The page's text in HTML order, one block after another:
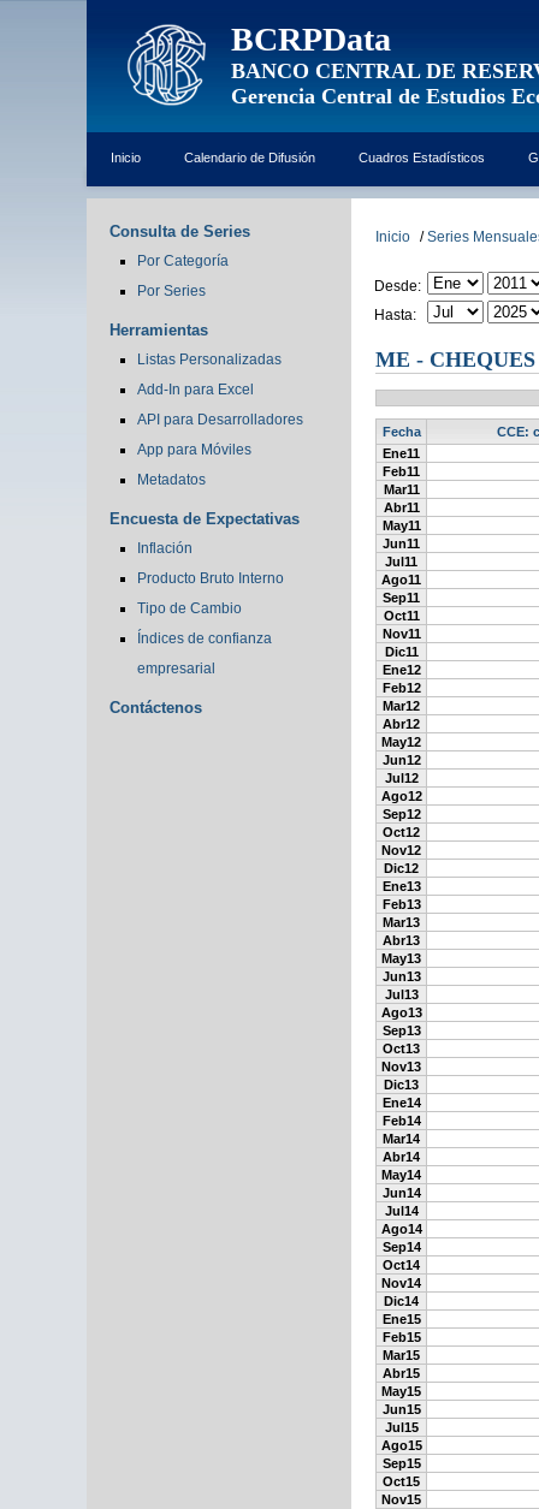
BCRPData
BANCO CENTRAL DE
Gerencia Central de Estudios
Inicio Calendario de Difusión Cuadros Estadísticos
Consulta de Series
Por Categoría
Por Series
Herramientas
Listas Personalizadas
Add-In para Excel
API para Desarrolladores
App para Móviles
Metadatos
Encuesta de Expectativas
Inflación
Producto Bruto Interno
Tipo de Cambio
Índices de confianza
empresarial
Contáctenos
Inicio / Series
Desde:
Hasta:
ME -
Fecha
CCE:
Ene11
Feb11
Mar11
Abr11
May11
Jun11
Jul11
Ago11
Sep11
Oct11
Nov11
Dic11
Ene12
Feb12
Mar12
Abr12
May12
Jun12
Jul12
Ago12
Sep12
Oct12
Nov12
Dic12
Ene13
Feb13
Mar13
Abr13
May13
Jun13
Jul13
Ago13
Sep13
Oct13
Nov13
Dic13
Ene14
Feb14
Mar14
Abr14
May14
Jun14
Jul14
Ago14
Sep14
Oct14
Nov14
Dic14
Ene15
Feb15
Mar15
Abr15
May15
Jun15
Jul15
Ago15
Sep15
Oct15
Nov15